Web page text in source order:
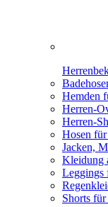
Hemden
Herren-
Herren-
Hosen
Jacken,
Kleidung
Leggings
Shorts